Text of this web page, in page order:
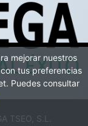
TSEO, S.L.
mejorar nuestros
tus preferencias
Puedes consultar